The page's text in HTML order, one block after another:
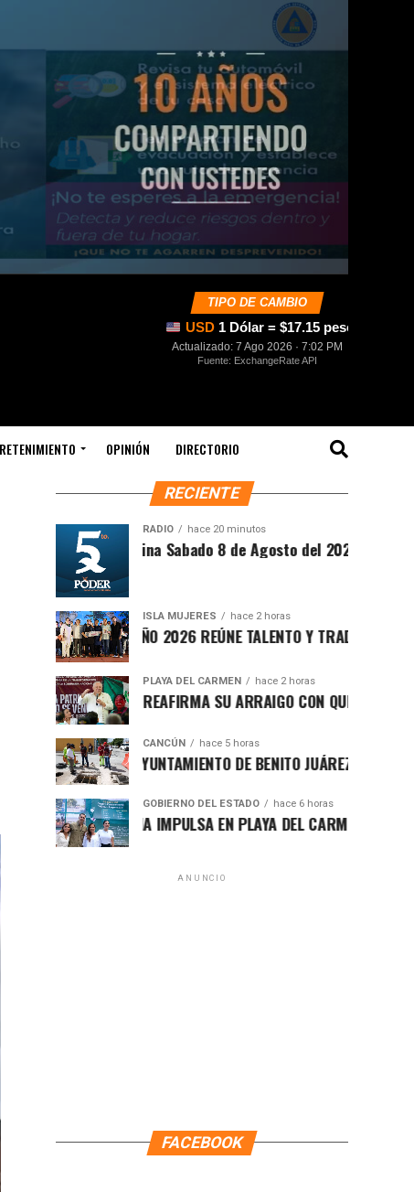
TIPO DE CAMBIO
USD 1 Dólar = $17.15 pesos
Actualizado: 7 Ago 2026 · 7:02 PM
Fuente: ExchangeRate API
OPINIÓN DIRECTORIO
RECIENTE
RADIO hace 20 minutos
Síntesis Matutina Sabado 8 de Agosto del 2026
ISLA MUJERES hace 2 horas
CEVICHE ISLEÑO 2026 REÚNE TALENTO Y TRADICIÓN EN ISLA
PLAYA DEL CARMEN hace 2 horas
RAFA MARÍN REAFIRMA SU ARRAIGO CON QUINTANA ROO Y
CANCÚN hace 5 horas
FORTALECE AYUNTAMIENTO DE BENITO JUÁREZ ACCIONES
GOBIERNO DEL ESTADO hace 6 horas
MARA LEZAMA IMPULSA EN PLAYA DEL CARMEN EL PRIMER
ANUNCIO
FACEBOOK